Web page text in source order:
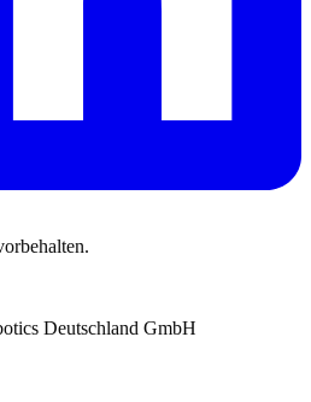
Deutschland GmbH